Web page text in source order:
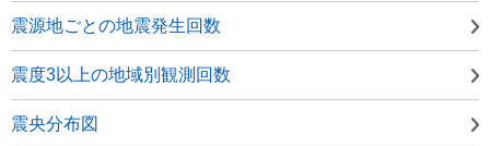
震源地ごとの地震発生回数
震度3以上の地域別観測回数
震央分布図